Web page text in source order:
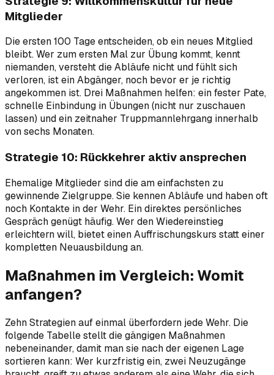
Mitglieder
Die ersten 100 Tage entscheiden, ob ein neues Mitglied
bleibt. Wer zum ersten Mal zur Übung kommt, kennt
niemanden, versteht die Abläufe nicht und fühlt sich
verloren, ist ein Abgänger, noch bevor er je richtig
angekommen ist. Drei Maßnahmen helfen: ein fester Pate,
schnelle Einbindung in Übungen (nicht nur zuschauen
lassen) und ein zeitnaher Truppmannlehrgang innerhalb
von sechs Monaten.
Strategie 10: Rückkehrer aktiv ansprechen
Ehemalige Mitglieder sind die am einfachsten zu
gewinnende Zielgruppe. Sie kennen Abläufe und haben oft
noch Kontakte in der Wehr. Ein direktes persönliches
Gespräch genügt häufig. Wer den Wiedereinstieg
erleichtern will, bietet einen Auffrischungskurs statt einer
kompletten Neuausbildung an.
Maßnahmen im Vergleich: Womit
anfangen?
Zehn Strategien auf einmal überfordern jede Wehr. Die
folgende Tabelle stellt die gängigen Maßnahmen
nebeneinander, damit man sie nach der eigenen Lage
sortieren kann: Wer kurzfristig ein, zwei Neuzugänge